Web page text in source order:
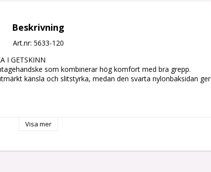
Beskrivning
Art.nr: 5633-120
I GETSKINN
som kombinerar hög komfort med bra grepp.
känsla och slitstyrka, medan den svarta nylonbaksidan ger
andningsförmåga.
Visa mer